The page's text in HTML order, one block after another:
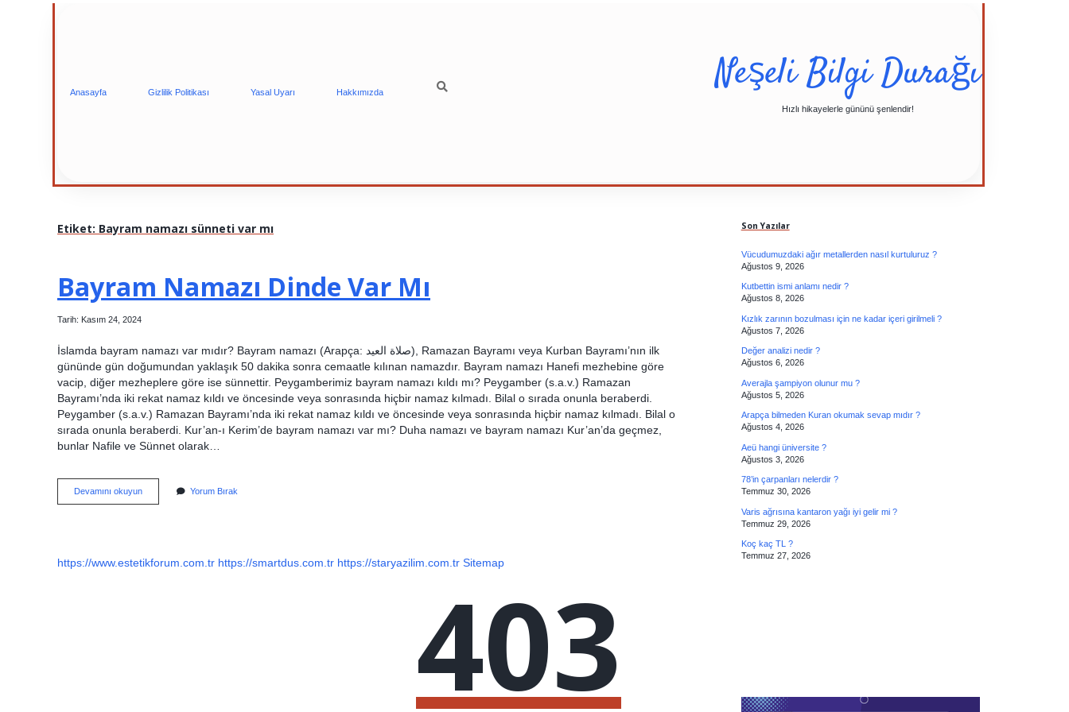
Anasayfa Gizlilik Politikası Yasal Uyarı Hakkımızda Neşeli Bilgi Durağı
Hızlı hikayelerle gününü şenlendir!
Etiket: Bayram namazı sünneti var mı
Bayram Namazı Dinde Var Mı
Tarih: Kasım 24, 2024
İslamda bayram namazı var mıdır? Bayram namazı (Arapça: صلاة العيد), Ramazan Bayramı veya Kurban Bayramı’nın ilk
gününde gün doğumundan yaklaşık 50 dakika sonra cemaatle kılınan namazdır. Bayram namazı Hanefi mezhebine göre
vacip, diğer mezheplere göre ise sünnettir. Peygamberimiz bayram namazı kıldı mı? Peygamber (s.a.v.) Ramazan
Bayramı’nda iki rekat namaz kıldı ve öncesinde veya sonrasında hiçbir namaz kılmadı. Bilal o sırada onunla beraberdi.
Peygamber (s.a.v.) Ramazan Bayramı’nda iki rekat namaz kıldı ve öncesinde veya sonrasında hiçbir namaz kılmadı. Bilal o
sırada onunla beraberdi. Kur’an-ı Kerim’de bayram namazı var mı? Duha namazı ve bayram namazı Kur’an’da geçmez,
bunlar Nafile ve Sünnet olarak…
Devamını okuyunBayram
Namazı
Yorum Bırak
https://www.estetikforum.com.tr https://smartdus.com.tr https://staryazilim.com.tr Sitemap
Son Yazılar
Vücudumuzdaki ağır metallerden nasıl kurtuluruz ?
Ağustos 9, 2026
Kutbettin ismi anlamı nedir ?
Ağustos 8, 2026
Kızlık zarının bozulması için ne kadar içeri girilmeli ?
Ağustos 7, 2026
Değer analizi nedir ?
Ağustos 6, 2026
Averajla şampiyon olunur mu ?
Ağustos 5, 2026
Arapça bilmeden Kuran okumak sevap mıdır ?
Ağustos 4, 2026
Aeü hangi üniversite ?
Ağustos 3, 2026
78’in çarpanları nelerdir ?
Temmuz 30, 2026
Varis ağrısına kantaron yağı iyi gelir mi ?
Temmuz 29, 2026
Koç kaç TL ?
Temmuz 27, 2026
403